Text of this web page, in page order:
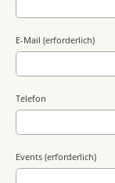
E-Mail (erforderlich)
Telefon
Events (erforderlich)